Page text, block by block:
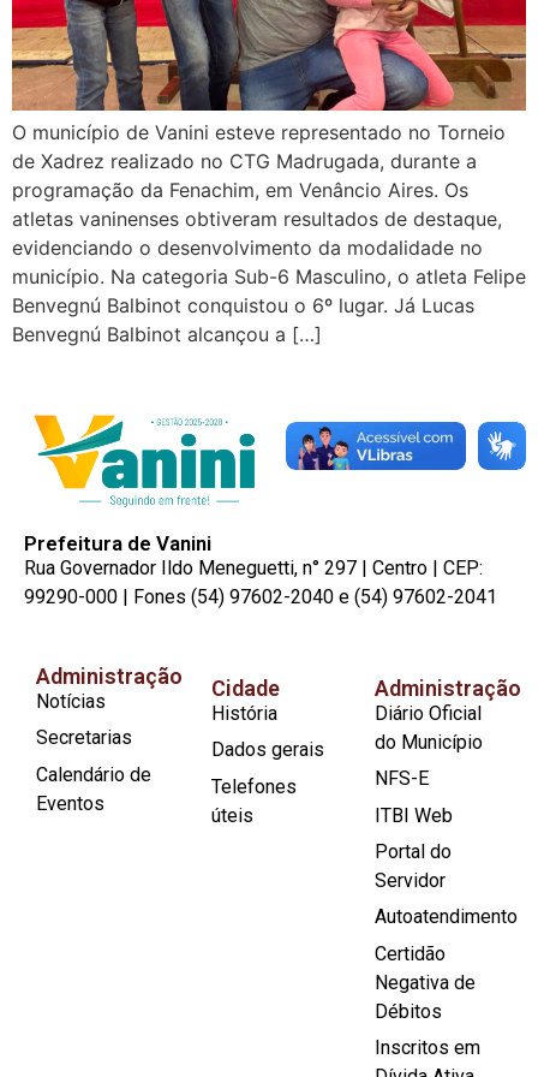
O município de Vanini esteve representado no Torneio
de Xadrez realizado no CTG Madrugada, durante a
programação da Fenachim, em Venâncio Aires. Os
atletas vaninenses obtiveram resultados de destaque,
evidenciando o desenvolvimento da modalidade no
município. Na categoria Sub-6 Masculino, o atleta Felipe
Benvegnú Balbinot conquistou o 6º lugar. Já Lucas
Benvegnú Balbinot alcançou a […]
Prefeitura de Vanini
Rua Governador Ildo Meneguetti, n° 297 | Centro | CEP:
99290-000 | Fones (54) 97602-2040 e (54) 97602-2041
Administração
Notícias
Secretarias
Calendário de
Eventos
Cidade
História
Dados gerais
Telefones
úteis
Administração
Diário Oficial
do Município
NFS-E
ITBI Web
Portal do
Servidor
Autoatendimento
Certidão
Negativa de
Débitos
Inscritos em